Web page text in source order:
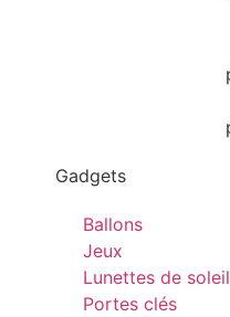
Gadgets
Ballons
Jeux
Lunettes de soleil
Portes clés